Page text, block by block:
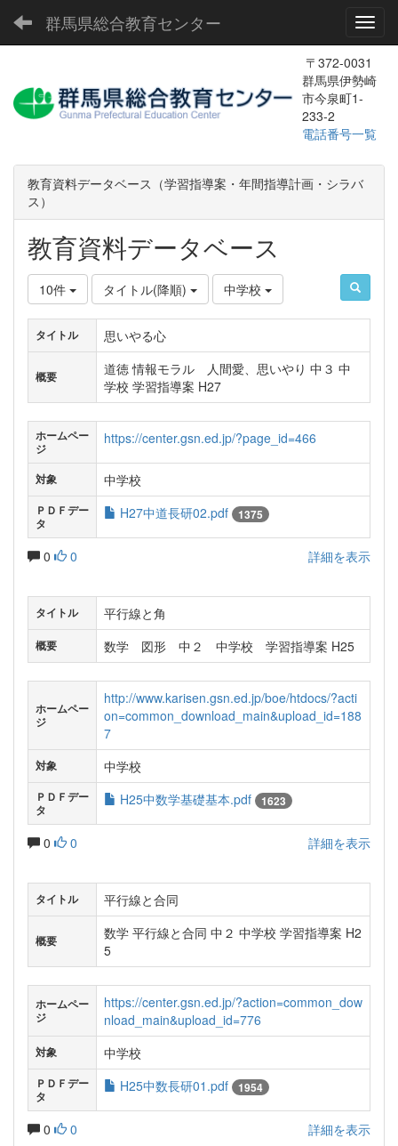
群馬県総合教育センター
〒372-0031
群馬県伊勢崎
市今泉町1-
233-2
電話番号一覧
教育資料データベース（学習指導案・年間指導計画・シラバ
ス）
教育資料データベース
10件 タイトル(降順) 中学校
タイトル 思いやる心
概要
道徳 情報モラル 人間愛、思いやり 中３ 中
学校 学習指導案 H27
ホームペー
ジ
https://center.gsn.ed.jp/?page_id=466
対象 中学校
ＰＤＦデー
タ
H27中道長研02.pdf 1375
0 0 詳細を表示
タイトル 平行線と角
概要 数学 図形 中２ 中学校 学習指導案 H25
ホームペー
ジ
http://www.karisen.gsn.ed.jp/boe/htdocs/?acti
on=common_download_main&upload_id=188
7
対象 中学校
ＰＤＦデー
タ
H25中数学基礎基本.pdf 1623
0 0 詳細を表示
タイトル 平行線と合同
概要
数学 平行線と合同 中２ 中学校 学習指導案 H2
5
ホームペー
ジ
https://center.gsn.ed.jp/?action=common_dow
nload_main&upload_id=776
対象 中学校
ＰＤＦデー
タ
H25中数長研01.pdf 1954
0 0 詳細を表示